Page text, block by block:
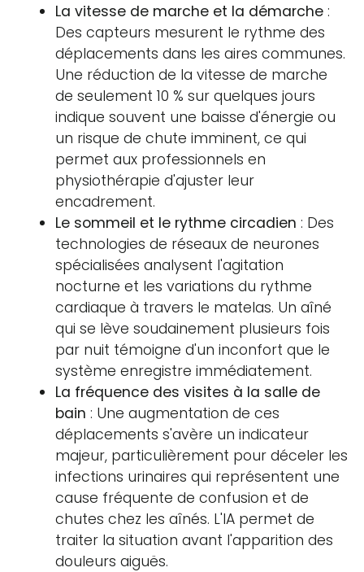
La vitesse de marche et la démarche :
Des capteurs mesurent le rythme des
déplacements dans les aires communes.
Une réduction de la vitesse de marche
de seulement 10 % sur quelques jours
indique souvent une baisse d'énergie ou
un risque de chute imminent, ce qui
permet aux professionnels en
physiothérapie d'ajuster leur
encadrement.
Le sommeil et le rythme circadien : Des
technologies de réseaux de neurones
spécialisées analysent l'agitation
nocturne et les variations du rythme
cardiaque à travers le matelas. Un aîné
qui se lève soudainement plusieurs fois
par nuit témoigne d'un inconfort que le
système enregistre immédiatement.
La fréquence des visites à la salle de
bain : Une augmentation de ces
déplacements s'avère un indicateur
majeur, particulièrement pour déceler les
infections urinaires qui représentent une
cause fréquente de confusion et de
chutes chez les aînés. L'IA permet de
traiter la situation avant l'apparition des
douleurs aiguës.